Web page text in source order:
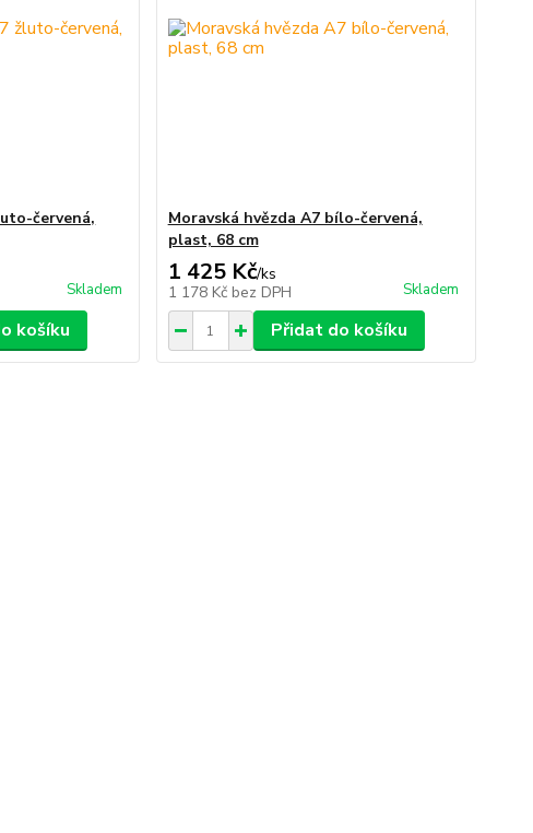
červená,
Skladem
košíku
Moravská hvězda A7 bílo-červená,
plast, 68 cm
1 425 Kč/ks
1 178 Kč bez DPH Skladem
Přidat do košíku